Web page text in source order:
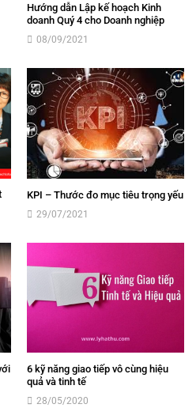
Hướng dẫn Lập kế hoạch Kinh
doanh Quý 4 cho Doanh nghiệp
08/09/2021
KPI – Thước đo mục tiêu trọng yếu
29/07/2021
6 kỹ năng giao tiếp vô cùng hiệu
quả và tinh tế
28/05/2020